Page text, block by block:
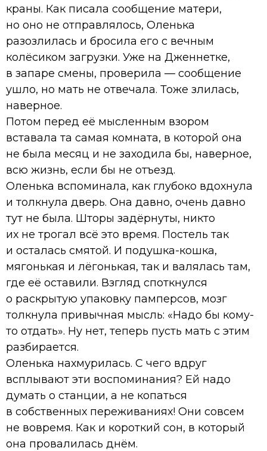
краны. Как писала сообщение матери,
но оно не отправлялось, Оленька
разозлилась и бросила его с вечным
колёсиком загрузки. Уже на Дженнетке,
в запаре смены, проверила — сообщение
ушло, но мать не отвечала. Тоже злилась,
наверное.
Потом перед её мысленным взором
вставала та самая комната, в которой она
не была месяц и не заходила бы, наверное,
всю жизнь, если бы не отъезд.
Оленька вспоминала, как глубоко вдохнула
и толкнула дверь. Она давно, очень давно
тут не была. Шторы задёрнуты, никто
их не трогал всё это время. Постель так
и осталась смятой. И подушка-кошка,
мягонькая и лёгонькая, так и валялась там,
где её оставили. Взгляд споткнулся
о раскрытую упаковку памперсов, мозг
толкнула привычная мысль: «Надо бы кому-
то отдать». Ну нет, теперь пусть мать с этим
разбирается.
Оленька нахмурилась. С чего вдруг
всплывают эти воспоминания? Ей надо
думать о станции, а не копаться
в собственных переживаниях! Они совсем
не вовремя. Как и короткий сон, в который
она провалилась днём.